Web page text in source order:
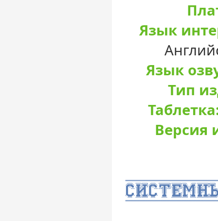
Язык
Язык
Тип
Версия